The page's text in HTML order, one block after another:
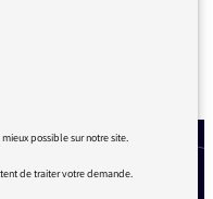
possible sur notre site.
de traiter votre demande.